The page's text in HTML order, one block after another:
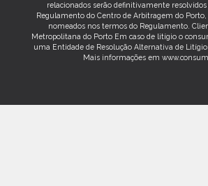
relacionados serão definitivamente
Regulamento do Centro de Arbitragem do
nomeados nos termos do Regulamento.
Metropolitana do Porto Em caso de litígio o
uma Entidade de Resolução Alternativa de
Mais informações em